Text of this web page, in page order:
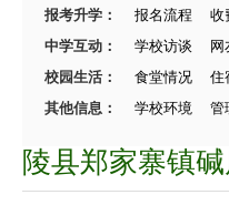
报考升学：
报名流程 收
中学互动：
学校访谈 网
校园生活：
食堂情况 住
其他信息：
学校环境 管
陵县郑家寨镇